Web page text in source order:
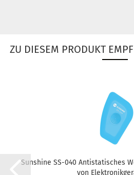
ZU DIESEM PRODUKT
Sun­shi­ne SS-​040 An­ti­sta­ti­sches
von